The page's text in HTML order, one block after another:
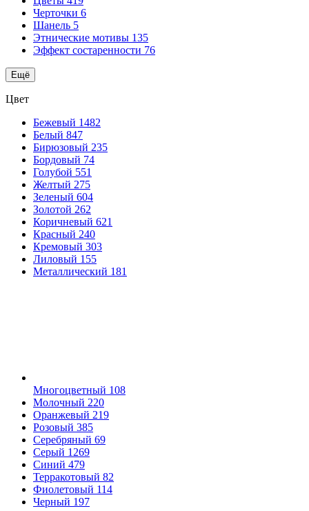
Черточки 6
Шанель 5
Этнические мотивы 135
Эффект состаренности 76
Ещё
Цвет
Бежевый 1482
Белый 847
Бирюзовый 235
Бордовый 74
Голубой 551
Желтый 275
Зеленый 604
Золотой 262
Коричневый 621
Красный 240
Кремовый 303
Лиловый 155
Металлический 181
Многоцветный 108
Молочный 220
Оранжевый 219
Розовый 385
Серебряный 69
Серый 1269
Синий 479
Терракотовый 82
Фиолетовый 114
Черный 197